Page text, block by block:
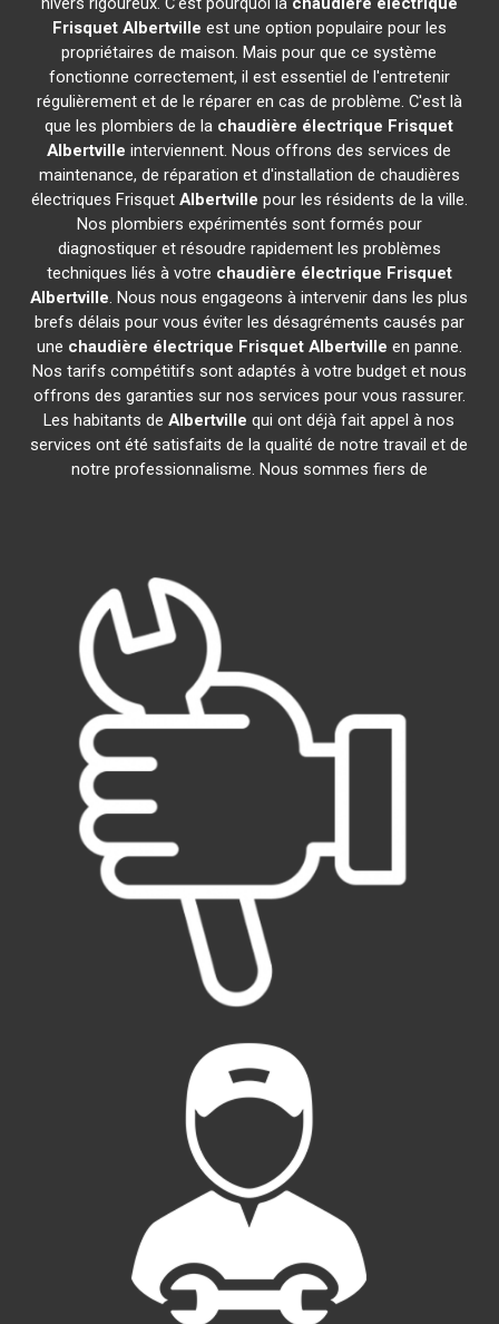
Frisquet Albertville est une option populaire pour les
propriétaires de maison. Mais pour que ce système
fonctionne correctement, il est essentiel de l'entretenir
régulièrement et de le réparer en cas de problème. C'est là
que les plombiers de la chaudière électrique Frisquet
Albertville interviennent. Nous offrons des services de
maintenance, de réparation et d'installation de chaudières
électriques Frisquet Albertville pour les résidents de la ville.
Nos plombiers expérimentés sont formés pour
diagnostiquer et résoudre rapidement les problèmes
techniques liés à votre chaudière électrique Frisquet
Albertville. Nous nous engageons à intervenir dans les plus
brefs délais pour vous éviter les désagréments causés par
une chaudière électrique Frisquet Albertville en panne.
Nos tarifs compétitifs sont adaptés à votre budget et nous
offrons des garanties sur nos services pour vous rassurer.
Les habitants deAlbertville qui ont déjà fait appel à nos
services ont été satisfaits de la qualité de notre travail et de
notre professionnalisme. Nous sommes fiers de